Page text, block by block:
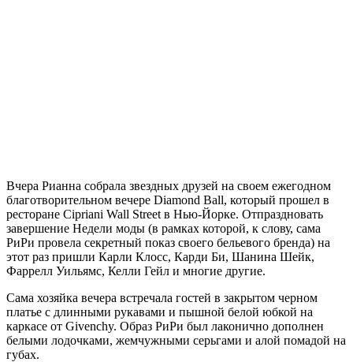
Вчера Рианна собрала звездных друзей на своем ежегодном
благотворительном вечере Diamond Ball, который прошел в
ресторане Cipriani Wall Street в Нью-Йорке. Отпраздновать
завершение Недели моды (в рамках которой, к слову, сама
РиРи провела секретный показ своего бельевого бренда) на
этот раз пришли Карли Клосс, Карди Би, Шанина Шейк,
Фаррелл Уильямс, Келли Гейл и многие другие.
Сама хозяйка вечера встречала гостей в закрытом черном
платье с длинными рукавами и пышной белой юбкой на
каркасе от Givenchy. Образ РиРи был лаконично дополнен
белыми лодочками, жемчужными серьгами и алой помадой на
губах.